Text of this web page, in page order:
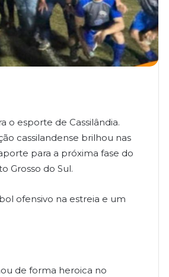
o esporte de Cassilândia.
cassilandense brilhou nas
para a próxima fase do
Grosso do Sul.
ofensivo na estreia e um
de forma heroica no